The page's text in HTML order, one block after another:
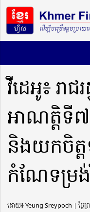
វីដេអូ៖ រាជ
អាណត្តិទី៧
និងយកចិត្
កំណែទម្រ
ដោយ៖ Yeung Sreypoch ​​ | ថ្ង